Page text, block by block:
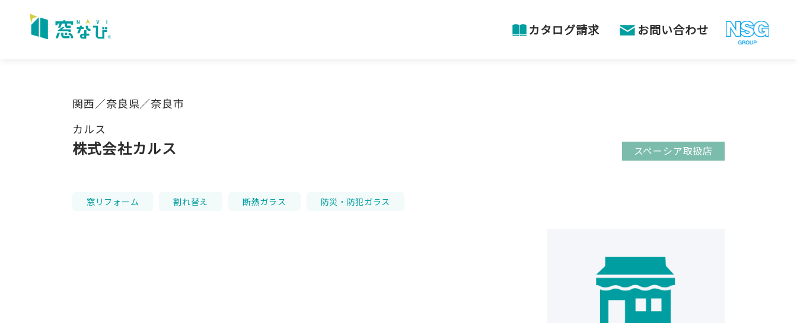
content
カタログ請求 お問い合わせ
関西／奈良県／奈良市
カルス
株式会社カルス スペーシア取扱店
窓リフォーム 割れ替え 断熱ガラス 防災・防犯ガラス